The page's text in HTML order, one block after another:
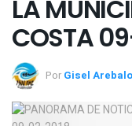
LA
COSTA
Por Gisel Arebalo